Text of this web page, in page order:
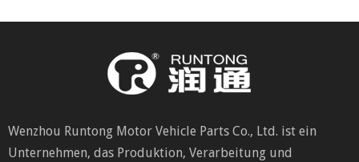
Wenzhou Runtong Motor Vehicle Parts Co., Ltd. ist ein
Unternehmen, das Produktion, Verarbeitung und